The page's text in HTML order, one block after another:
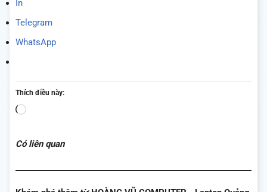
In
Telegram
WhatsApp
Thích điều này:
Đang
Có liên quan